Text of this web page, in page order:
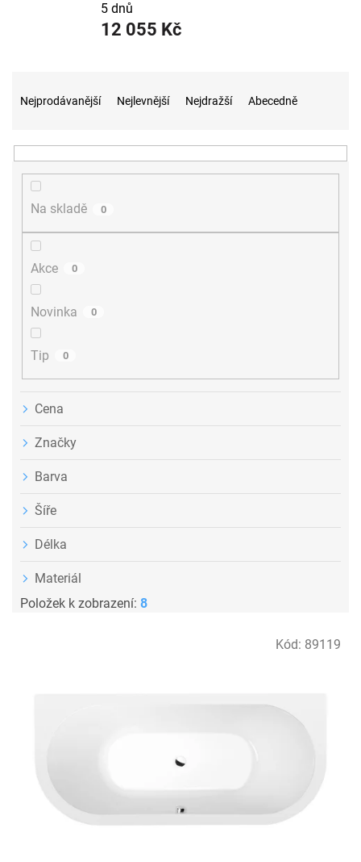
5 dnů
12 055 Kč
n
Nejprodávanější Nejlevnější Nejdražší Abecedně
Na skladě 0
Akce 0
Novinka 0
Tip 0
Cena
Značky
Barva
Šíře
Délka
Materiál
Položek k zobrazení: 8
Kód: 89119